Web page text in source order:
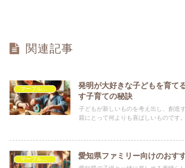
関連記事
発明が大好きな子どもを育て
す子育ての秘訣
子どもが新しいものを考え出し、創造
親にとって何よりも喜ばしいものです
愛知県ファミリー向けのおす